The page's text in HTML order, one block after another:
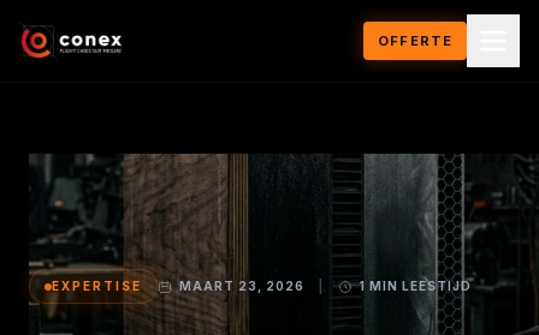
OFFERTE
EXPERTISE MAART 23, 2026 1 MIN LEESTIJD